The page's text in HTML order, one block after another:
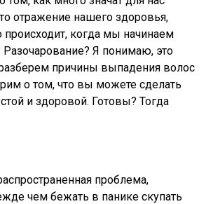
отражение нашего здоровья,
когда мы начинаем
Разочарование? Я понимаю, это
причины выпадения волос
о том, что вы можете сделать
и здоровой. Готовы? Тогда
проблема,
чем бежать в панике скупать